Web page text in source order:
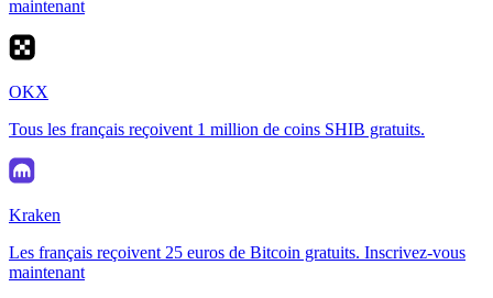
maintenant
OKX
Tous les français reçoivent 1 million de coins SHIB gratuits.
Kraken
Les français reçoivent 25 euros de Bitcoin gratuits. Inscrivez-vous
maintenant